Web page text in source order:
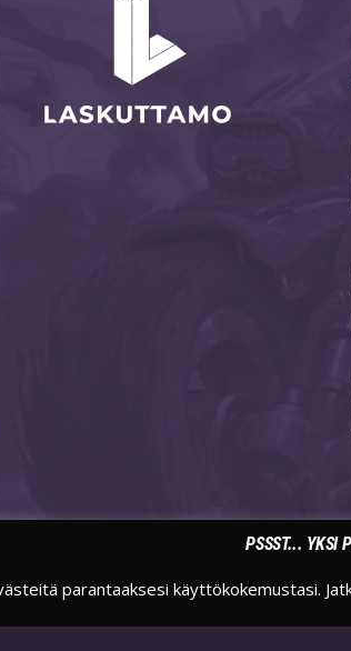
TWITTER
PSSST... YKSI
parantaaksesi käyttökokemustasi.